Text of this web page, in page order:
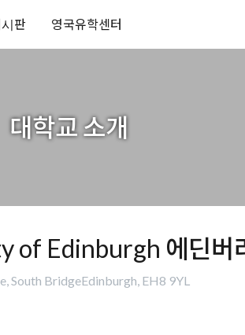
판 영국유학센터
대학교 소개
of Edinburgh 에딘버
South BridgeEdinburgh, EH8 9YL